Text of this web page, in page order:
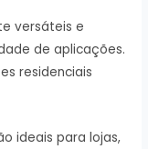
versáteis e
de aplicações.
residenciais
ideais para lojas,